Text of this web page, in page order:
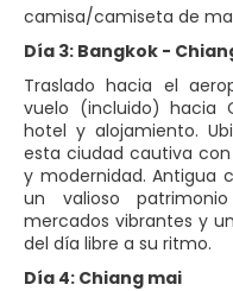
camisa/camiseta de
Día 3: Bangkok -
Traslado hacia el
vuelo (incluido) hacia
hotel y alojamiento.
esta ciudad cautiva
y modernidad. Antigua
un valioso
mercados vibrantes y
del día libre a su ritmo.
Día 4: Chiang mai